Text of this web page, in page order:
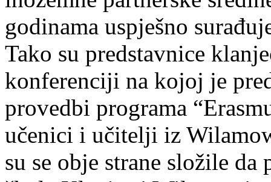
godinama uspješno
Tako su predstavnice
konferenciji na kojoj je
provedbi programa
učenici i učitelji iz
su se obje strane složile